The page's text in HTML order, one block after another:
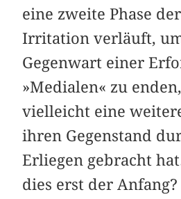
eine zweite Phase
Irritation verläuft,
Gegenwart einer
»Medialen« zu
vielleicht eine
ihren Gegenstand
Erliegen gebracht
dies erst der Anfang?